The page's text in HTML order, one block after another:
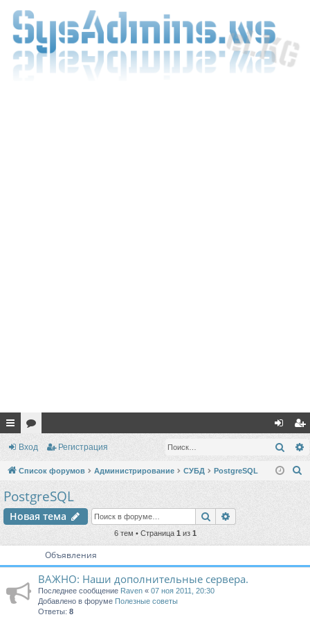
с
ы
и
ор хо
д
ег
ис
Вход Регистрация
Список форумов Администрирование СУБД PostgreSQL
PostgreSQL
Новая тема Поиск
6 тем • Страница 1 из 1
Объявления
ВАЖНО: Наши дополнительные сервера.
Последнее сообщение Raven « 07 ноя 2011, 20:30
Добавлено в форуме Полезные советы
Ответы: 8